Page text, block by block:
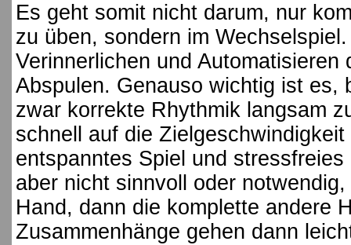
Es geht somit nicht darum, nur
zu üben, sondern im
Verinnerlichen und
Abspulen. Genauso wichtig ist es,
zwar korrekte Rhythmik langsam
schnell auf die
entspanntes Spiel und
aber nicht sinnvoll oder
Hand, dann die komplette andere
Zusammenhänge gehen dann